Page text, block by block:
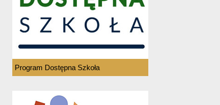
Program Dostępna Szkoła